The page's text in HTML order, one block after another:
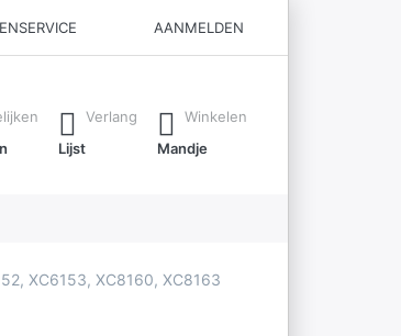
AANMELDEN
op de Enter-toets om alle resultaten op te
Verlang
Lijst
Winkelen
Mandje
XC6153, XC8160, XC8163